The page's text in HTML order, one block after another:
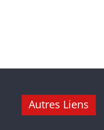
Autres Liens